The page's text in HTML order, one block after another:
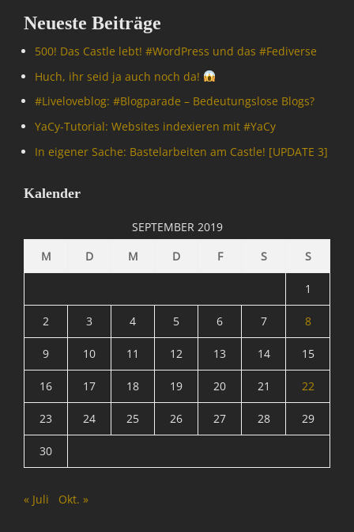
Neueste Beiträge
500! Das Castle lebt! #WordPress und das #Fediverse
Huch, ihr seid ja auch noch da!
#Livelove­blog: #Blogparade – Bedeutungslose Blogs?
YaCy-Tutorial: Websites indexieren mit #YaCy
In eigener Sache: Bastelarbeiten am Castle! [UPDATE 3]
Kalender
SEPTEMBER 2019
M
D M D F S S
1
2 3 4 5 6 7 8
9 10 11 12 13 14 15
16 17 18 19 20 21 22
23 24 25 26 27 28 29
30
« Juli Okt. »